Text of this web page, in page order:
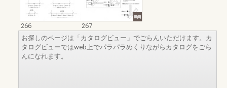
266
267
お探しのページは「カタログビュー」でごらんいただけます。カ
タログビューではweb上でパラパラめくりながらカタログをごら
んになれます。